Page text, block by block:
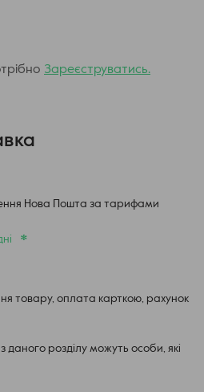
Dual Mesh, збільшена
мл (TPD)
Зареєструватись.
Нова Пошта за тарифами
*
товару, оплата карткою, рахунок
даного розділу можуть особи, які